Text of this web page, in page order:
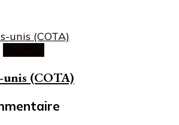
unis (COTA)